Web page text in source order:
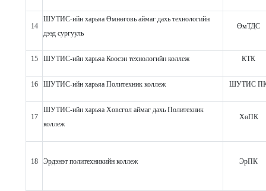
14
ШУТИС-ийн харьяа Өмнөговь аймаг дахь технологийн
дээд сургууль
ӨмТДС
15 ШУТИС-ийн харьяа Коосэн технологийн коллеж КТК
16 ШУТИС-ийн харьяа Политехник коллеж ШУТИС
17
ШУТИС-ийн харьяа Хөвсгөл аймаг дахь Политехник
коллеж
ХөПК
18 Эрдэнэт политехникийн коллеж ЭрПК